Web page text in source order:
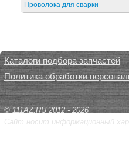
Проволока для сварки
Каталоги подбора запчастей
Политика обработки
© 111AZ.RU 2012 - 2026
Сайт носит информационный